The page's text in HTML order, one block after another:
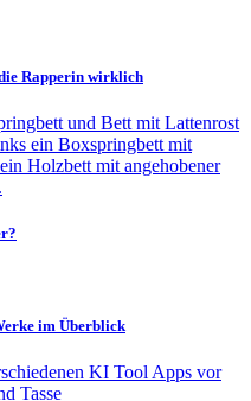
Rapperin wirklich
im Überblick